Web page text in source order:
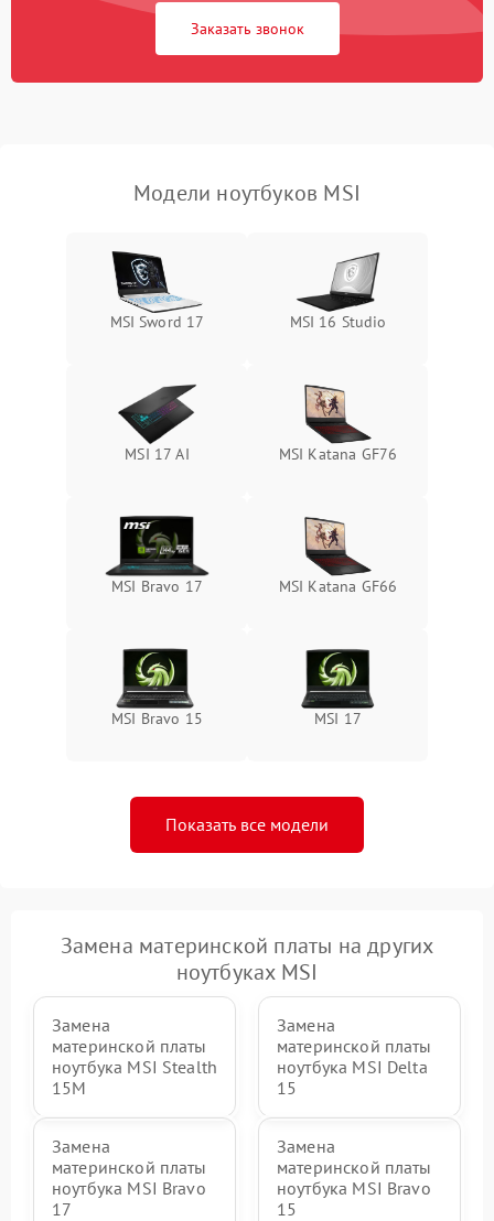
неисправности кулера
пропадание диска
оперативной памяти:
вылеты приложений,
синие экраны
Подробнее →
Заказать звонок
Модели ноутбуков MSI
MSI Sword 17 MSI 16 Studio
MSI 17 AI MSI Katana GF76
MSI Bravo 17 MSI Katana GF66
MSI Bravo 15 MSI 17
Показать все модели
Замена материнской платы на других
ноутбуках MSI
Замена
материнской платы
ноутбука MSI Stealth
15M
Замена
материнской платы
ноутбука MSI Delta
15
Замена
материнской платы
ноутбука MSI Bravo
17
Замена
материнской платы
ноутбука MSI Bravo
15